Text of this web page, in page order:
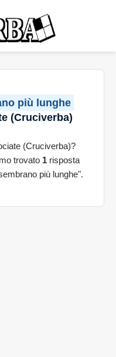
più lunghe
(Cruciverba)
(Cruciverba)?
trovato 1 risposta
più lunghe".